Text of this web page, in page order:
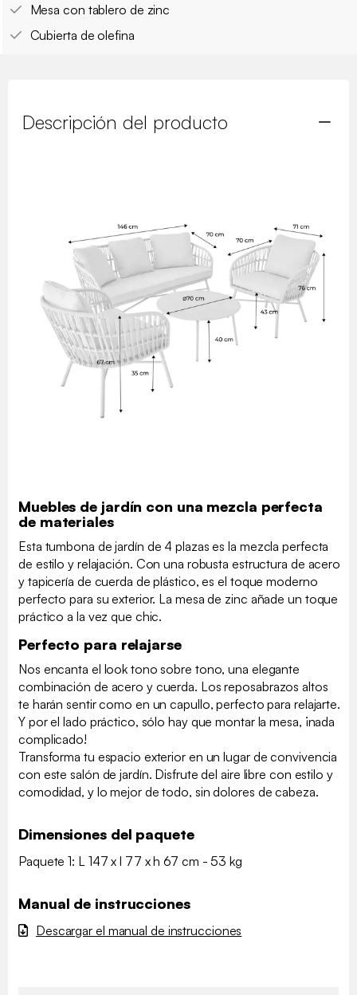
Mesa con tablero de zinc
Cubierta de olefina
Descripción del producto
Muebles de jardín con una mezcla perfecta
de materiales
Esta tumbona de jardín de 4 plazas es la mezcla perfecta
de estilo y relajación. Con una robusta estructura de acero
y tapicería de cuerda de plástico, es el toque moderno
perfecto para su exterior. La mesa de zinc añade un toque
práctico a la vez que chic.
Perfecto para relajarse
Nos encanta el look tono sobre tono, una elegante
combinación de acero y cuerda. Los reposabrazos altos
te harán sentir como en un capullo, perfecto para relajarte.
Y por el lado práctico, sólo hay que montar la mesa, ¡nada
complicado!
Transforma tu espacio exterior en un lugar de convivencia
con este salón de jardín. Disfrute del aire libre con estilo y
comodidad, y lo mejor de todo, sin dolores de cabeza.
Dimensiones del paquete
Paquete 1: L 147 x l 77 x h 67 cm - 53 kg
Manual de instrucciones
Descargar el manual de instrucciones